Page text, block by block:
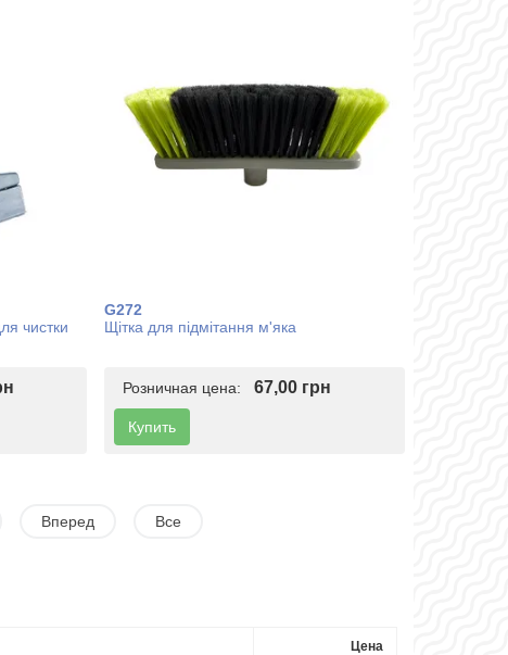
чистки
G272
Щітка для підмітання м'яка
Розничная цена:67,00 грн
Купить
Вперед Все
Цена